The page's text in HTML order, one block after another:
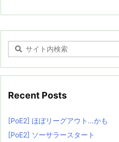
Recent Posts
[PoE2] ほぼリーグアウト…かも
[PoE2] ソーサラースタート